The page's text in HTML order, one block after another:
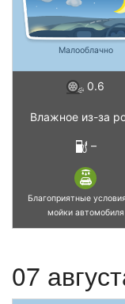
Малооблачно
0.6
Влажное из-за
–
Благоприятные
мойки автомобиля
07